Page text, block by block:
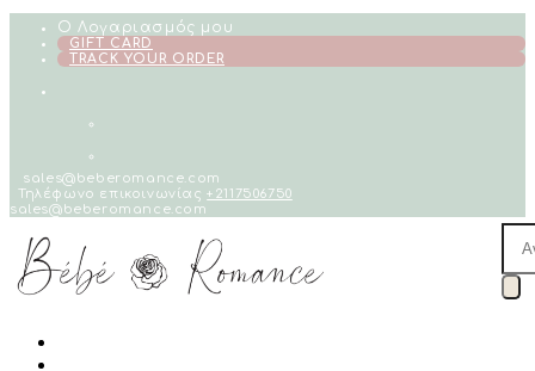
Skip
content
Ο Λογαριασμός μου
GIFT CARD
TRACK YOUR ORDER
sales@beberomance.com
Τηλέφωνο επικοινωνίας+2117506750
sales@beberomance.com